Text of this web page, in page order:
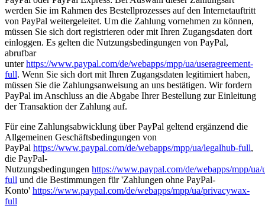
werden Sie im Rahmen des Bestellprozesses auf den Internetauftritt
von PayPal weitergeleitet. Um die Zahlung vornehmen zu können,
müssen Sie sich dort registrieren oder mit Ihren Zugangsdaten dort
einloggen. Es gelten die Nutzungsbedingungen von PayPal,
abrufbar
unterhttps://www.paypal.com/de/webapps/mpp/ua/useragreement-
full. Wenn Sie sich dort mit Ihren Zugangsdaten legitimiert haben,
müssen Sie die Zahlungsanweisung an uns bestätigen. Wir fordern
PayPal im Anschluss an die Abgabe Ihrer Bestellung zur Einleitung
der Transaktion der Zahlung auf.
Für eine Zahlungsabwicklung über PayPal geltend ergänzend die
Allgemeinen Geschäftsbedingungen von
PayPal https://www.paypal.com/de/webapps/mpp/ua/legalhub-full,
die PayPal-
Nutzungsbedingungen https://www.paypal.com/de/webapps/mpp/ua/
full und die Bestimmungen für 'Zahlungen ohne PayPal-
Konto' https://www.paypal.com/de/webapps/mpp/ua/privacywax-
full